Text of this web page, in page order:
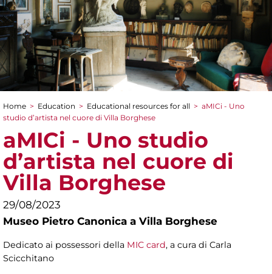
You are here
Home > Education > Educational resources for all > aMICi - Uno
studio d’artista nel cuore di Villa Borghese
aMICi - Uno studio
d’artista nel cuore di
Villa Borghese
29/08/2023
Museo Pietro Canonica a Villa Borghese
Dedicato ai possessori della MIC card, a cura di Carla
Scicchitano